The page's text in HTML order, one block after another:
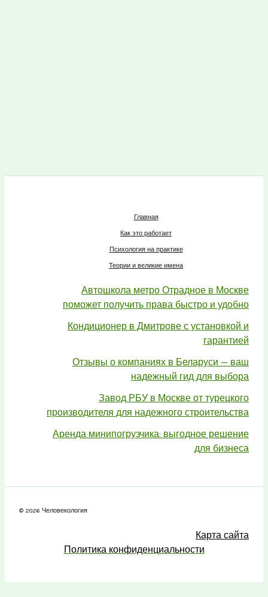
Главная
Как это работает
Психология на практике
Теории и великие имена
Автошкола метро Отрадное в Москве
поможет получить права быстро и удобно
Кондиционер в Дмитрове с установкой и
гарантией
Отзывы о компаниях в Беларуси — ваш
надежный гид для выбора
Завод РБУ в Москве от турецкого
производителя для надежного строительства
Аренда минипогрузчика: выгодное решение
для бизнеса
© 2026 Человекология
Карта сайта
Политика конфиденциальности